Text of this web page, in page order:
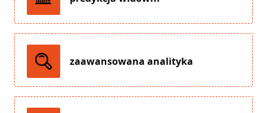
zaawansowana analityka